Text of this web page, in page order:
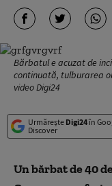
Bărbatul e acuzat de
continuată, tulburarea
video Digi24
Urmărește Digi24în
Discover
Un bărbat de 40